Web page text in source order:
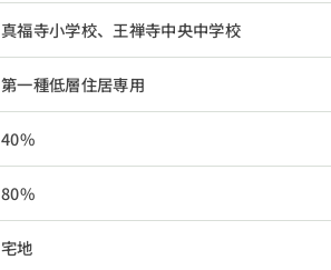
真福寺小学校、王禅寺中央中学校
第一種低層住居専用
40%
80%
宅地